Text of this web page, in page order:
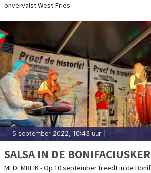
onvervalst West-Fries
5 september 2022, 10:43 uur
SALSA IN DE
MEDEMBLIK - Op 10 september treedt in de